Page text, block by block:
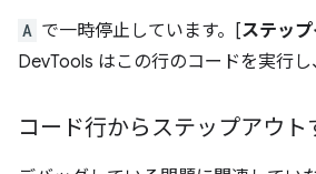
A で一時停止しています。[ステッ
DevTools はこの行のコードを実行し
コード行からステップアウト